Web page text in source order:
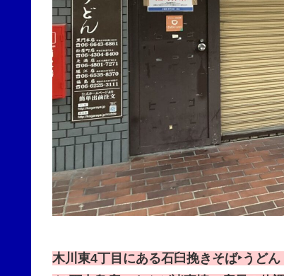
木川東4丁目にある石臼挽きそば‣うど